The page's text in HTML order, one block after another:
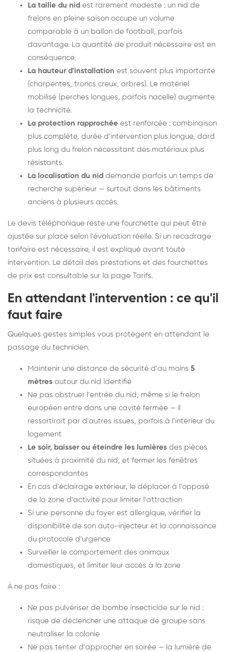
La taille du nid est rarement modeste : un nid de
frelons en pleine saison occupe un volume
comparable à un ballon de football, parfois
davantage. La quantité de produit nécessaire est en
conséquence.
La hauteur d'installation est souvent plus importante
(charpentes, troncs creux, arbres). Le matériel
mobilisé (perches longues, parfois nacelle) augmente
la technicité.
La protection rapprochée est renforcée : combinaison
plus complète, durée d'intervention plus longue, dard
plus long du frelon nécessitant des matériaux plus
résistants.
La localisation du nid demande parfois un temps de
recherche supérieur — surtout dans les bâtiments
anciens à plusieurs accès.
Le devis téléphonique reste une fourchette qui peut être
ajustée sur place selon l'évaluation réelle. Si un recadrage
tarifaire est nécessaire, il est expliqué avant toute
intervention. Le détail des prestations et des fourchettes
de prix est consultable sur la page Tarifs.
En attendant l'intervention : ce qu'il
faut faire
Quelques gestes simples vous protègent en attendant le
passage du technicien.
Maintenir une distance de sécurité d'au moins 5
mètres autour du nid identifié
Ne pas obstruer l'entrée du nid, même si le frelon
européen entre dans une cavité fermée — il
ressortirait par d'autres issues, parfois à l'intérieur du
logement
Le soir, baisser ou éteindre les lumières des pièces
situées à proximité du nid, et fermer les fenêtres
correspondantes
En cas d'éclairage extérieur, le déplacer à l'opposé
de la zone d'activité pour limiter l'attraction
Si une personne du foyer est allergique, vérifier la
disponibilité de son auto-injecteur et la connaissance
du protocole d'urgence
Surveiller le comportement des animaux
domestiques, et limiter leur accès à la zone
À ne pas faire :
Ne pas pulvériser de bombe insecticide sur le nid :
risque de déclencher une attaque de groupe sans
neutraliser la colonie
Ne pas tenter d'approcher en soirée — la lumière de